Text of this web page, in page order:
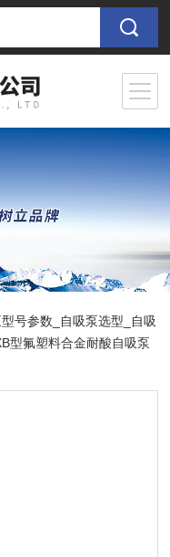
型号参数_自吸泵选型_自吸
型氟塑料合金耐酸自吸泵